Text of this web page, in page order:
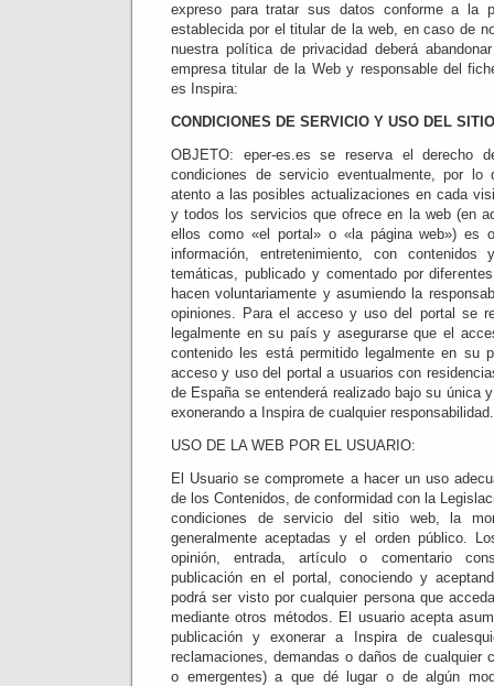
expreso para tratar sus datos conforme a la
establecida por el titular de la web, en caso de
nuestra política de privacidad deberá
empresa titular de la Web y responsable del
es Inspira:
CONDICIONES DE SERVICIO Y USO DEL
OBJETO: eper-es.es se reserva el derecho
condiciones de servicio eventualmente, por lo
atento a las posibles actualizaciones en cada
y todos los servicios que ofrece en la web (en
ellos como «el portal» o «la página web») es
información, entretenimiento, con contenidos
temáticas, publicado y comentado por
hacen voluntariamente y asumiendo la
opiniones. Para el acceso y uso del portal se
legalmente en su país y asegurarse que el
contenido les está permitido legalmente en su
acceso y uso del portal a usuarios con
de España se entenderá realizado bajo su única
exonerando a Inspira de cualquier responsabilidad.
USO DE LA WEB POR EL USUARIO:
El Usuario se compromete a hacer un uso
de los Contenidos, de conformidad con la
condiciones de servicio del sitio web, la
generalmente aceptadas y el orden público.
opinión, entrada, artículo o comentario
publicación en el portal, conociendo y
podrá ser visto por cualquier persona que
mediante otros métodos. El usuario acepta
publicación y exonerar a Inspira de
reclamaciones, demandas o daños de cualquier
o emergentes) a que dé lugar o de algún